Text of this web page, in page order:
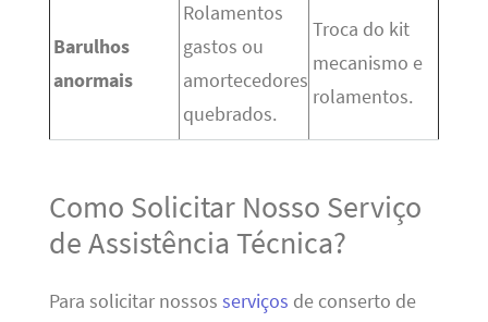
Barulhos
anormais
Rolamentos
gastos ou
amortecedores
quebrados.
Troca do kit
mecanismo e
rolamentos.
Como Solicitar Nosso Serviço
de Assistência Técnica?
Para solicitar nossos serviços de conserto de